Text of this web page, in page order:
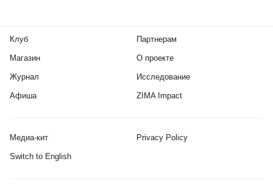
Клуб
Магазин
Журнал
Афиша
Партнерам
О проекте
Исследование
ZIMA Impact
Медиа-кит Privacy Policy
Switch to English